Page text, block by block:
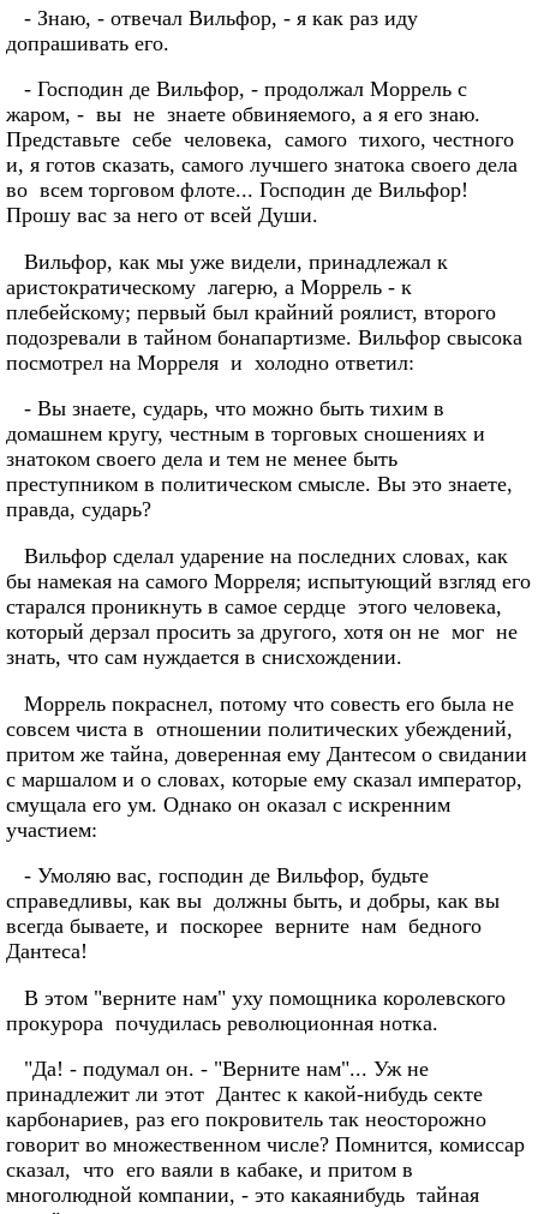
- Знаю, - отвечал Вильфор, - я как раз иду
допрашивать его.
- Господин де Вильфор, - продолжал Моррель с
жаром, - вы не знаете обвиняемого, а я его знаю.
Представьте себе человека, самого тихого, честного
и, я готов сказать, самого лучшего знатока своего дела
во всем торговом флоте... Господин де Вильфор!
Прошу вас за него от всей Души.
Вильфор, как мы уже видели, принадлежал к
аристократическому лагерю, а Моррель - к
плебейскому; первый был крайний роялист, второго
подозревали в тайном бонапартизме. Вильфор свысока
посмотрел на Морреля и холодно ответил:
- Вы знаете, сударь, что можно быть тихим в
домашнем кругу, честным в торговых сношениях и
знатоком своего дела и тем не менее быть
преступником в политическом смысле. Вы это знаете,
правда, сударь?
Вильфор сделал ударение на последних словах, как
бы намекая на самого Морреля; испытующий взгляд его
старался проникнуть в самое сердце этого человека,
который дерзал просить за другого, хотя он не мог не
знать, что сам нуждается в снисхождении.
Моррель покраснел, потому что совесть его была не
совсем чиста в отношении политических убеждений,
притом же тайна, доверенная ему Дантесом о свидании
с маршалом и о словах, которые ему сказал император,
смущала его ум. Однако он оказал с искренним
участием:
- Умоляю вас, господин де Вильфор, будьте
справедливы, как вы должны быть, и добры, как вы
всегда бываете, и поскорее верните нам бедного
Дантеса!
В этом "верните нам" уху помощника королевского
прокурора почудилась революционная нотка.
"Да! - подумал он. - "Верните нам"... Уж не
принадлежит ли этот Дантес к какой-нибудь секте
карбонариев, раз его покровитель так неосторожно
говорит во множественном числе? Помнится, комиссар
сказал, что его ваяли в кабаке, и притом в
многолюдной компании, - это какаянибудь тайная